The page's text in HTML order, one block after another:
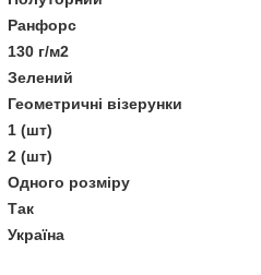
Ранфорс
130 г/м2
Зелений
Геометричні візерунки
1 (шт)
2 (шт)
Одного розміру
Так
Україна